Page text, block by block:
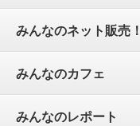
みんなのネット販売！
みんなのカフェ
みんなのレポート